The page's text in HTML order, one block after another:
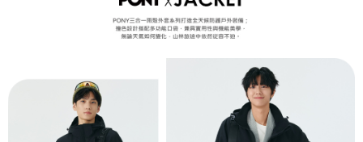
「AFTEE先享後付」，若未經同意申辦者引起之損失，本公司不負相關責
４．使用「AFTEE先享後付」時，將依據個別帳號之用戶狀況，依本公司即
５．嚴禁一人註冊多個帳號或使用他人資訊註冊。若發現惡意使用之情形，
恩沛科技股份有限公司將有權停止該用戶之使用額度並採取法律行動。